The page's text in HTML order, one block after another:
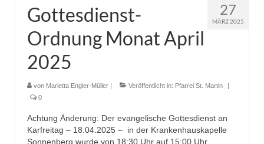
27
MÄRZ 2025
Gottesdienst-
Ordnung Monat April
2025
von Marietta Engler-Müller Veröffentlicht in: Pfarrei St. Martin
0
Achtung Änderung: Der evangelische Gottesdienst an
Karfreitag – 18.04.2025 – in der Krankenhauskapelle
Sonnenberg wurde von 18:30 Uhr auf 15:00 Uhr